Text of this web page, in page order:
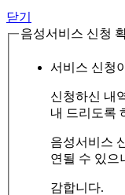
닫기
음성서비스 신청
서비스 신청
신청하신 내
내 드리도록
음성서비스
연될 수 있으
감합니다.